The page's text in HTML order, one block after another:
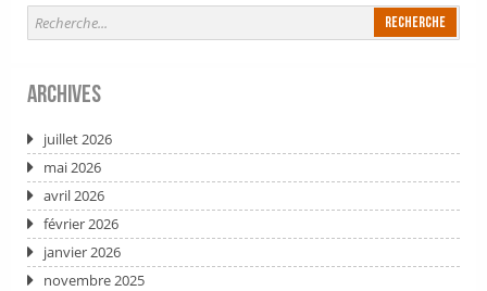
Archives
juillet 2026
mai 2026
avril 2026
février 2026
janvier 2026
novembre 2025